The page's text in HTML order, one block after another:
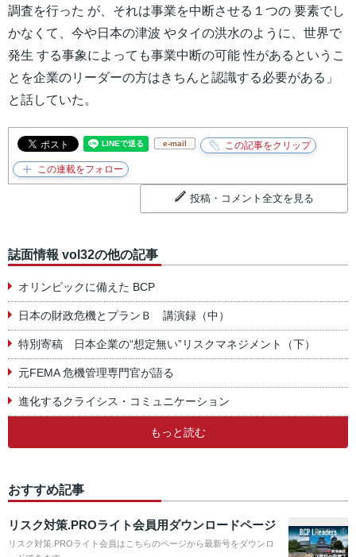
調査を行った が、それは事業を中断させる１つの 要素でし
かなくて、今や日本の津波 やタイの洪水のように、世界で
発生 する事象によっても事業中断の可能 性があるというこ
とを企業のリーダーの方はきちんと認識する必要がある」
と話していた。
e-mail
投稿・コメント全文を見る
誌面情報 vol32の他の記事
オリンピックに備えた BCP
日本の財政危機とプランＢ 講演録（中）
特別寄稿 日本企業の“想定無い”リスクマネジメント（下）
元FEMA 危機管理専門官が語る
進化するクライシス・コミュニケーション
もっと読む
おすすめ記事
リスク対策.PROライト会員用ダウンロードページ
リスク対策.PROライト会員はこちらのページから最新号をダウンロ